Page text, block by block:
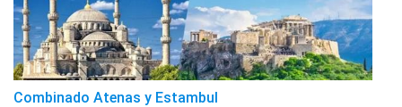
Combinado Atenas y Estambul